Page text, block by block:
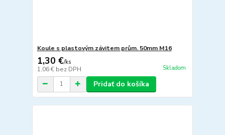
Koule s plastovým závitem prům. 50mm M16
1,30 €/ks
1,06 € bez DPH Skladom
Pridať do košíka